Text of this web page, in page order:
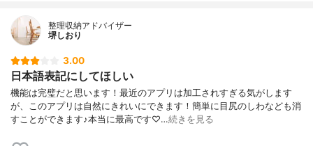
整理収納アドバイザー
堺しおり
3.00
日本語表記にしてほしい
機能は完璧だと思います！最近のアプリは加工されすぎる気がします
が、このアプリは自然にきれいにできます！簡単に目尻のしわなども消
すことができます♪本当に最高です♡…続きを見る